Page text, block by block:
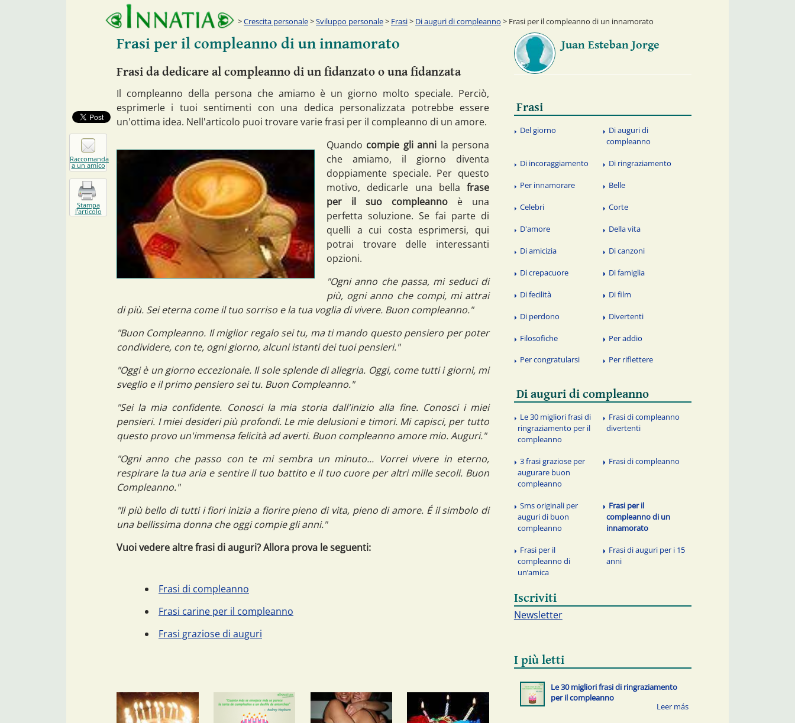
Crescita personale>Sviluppo personale> Frasi> Di auguri di compleanno > Frasi per il compleanno di un innamorato
Frasi per il compleanno di un innamorato
Frasi da dedicare al compleanno di un fidanzato o una fidanzata
Il compleanno della persona che amiamo è un giorno molto speciale. Perciò,
esprimerle i tuoi sentimenti con una dedica personalizzata potrebbe essere
un'ottima idea. Nell'articolo puoi trovare varie frasi per il compleanno di un amore.
Quando compie gli anni la persona
che amiamo, il giorno diventa
doppiamente speciale. Per questo
motivo, dedicarle una bella frase
per il suo compleanno è una
perfetta soluzione. Se fai parte di
quelli a cui costa esprimersi, qui
potrai trovare delle interessanti
opzioni.
"Ogni anno che passa, mi seduci di
più, ogni anno che compi, mi attrai
di più. Sei eterna come il tuo sorriso e la tua voglia di vivere. Buon compleanno."
"Buon Compleanno. Il miglior regalo sei tu, ma ti mando questo pensiero per poter
condividere, con te, ogni giorno, alcuni istanti dei tuoi pensieri."
"Oggi è un giorno eccezionale. Il sole splende di allegria. Oggi, come tutti i giorni, mi
sveglio e il primo pensiero sei tu. Buon Compleanno."
"Sei la mia confidente. Conosci la mia storia dall'inizio alla fine. Conosci i miei
pensieri. I miei desideri più profondi. Le mie delusioni e timori. Mi capisci, per tutto
questo provo un'immensa felicità ad averti. Buon compleanno amore mio. Auguri."
"Ogni anno che passo con te mi sembra un minuto... Vorrei vivere in eterno,
respirare la tua aria e sentire il tuo battito e il tuo cuore per altri mille secoli. Buon
Compleanno."
"Il più bello di tutti i fiori inizia a fiorire pieno di vita, pieno di amore. É il simbolo di
una bellissima donna che oggi compie gli anni."
Vuoi vedere altre frasi di auguri? Allora prova le seguenti:
Frasi di compleanno
Frasi carine per il compleanno
Frasi graziose di auguri
Juan Esteban Jorge
Frasi
Del giorno
Di auguri di
compleanno
Di incoraggiamento Di ringraziamento
Per innamorare Belle
Celebri Corte
D'amore Della vita
Di amicizia Di canzoni
Di crepacuore Di famiglia
Di fecilità Di film
Di perdono Divertenti
Filosofiche Per addio
Per congratularsi Per riflettere
Di auguri di compleanno
Le 30 migliori frasi di
ringraziamento per il
compleanno
Frasi di compleanno
divertenti
3 frasi graziose per
augurare buon
compleanno
Frasi di compleanno
Sms originali per
auguri di buon
compleanno
Frasi per il
compleanno di un
innamorato
Frasi per il
compleanno di
un’amica
Frasi di auguri per i 15
anni
Iscriviti
Newsletter
I più letti
Le 30 migliori frasi di ringraziamento
per il compleanno
Raccomanda
a un amico
Stampa
l'articolo